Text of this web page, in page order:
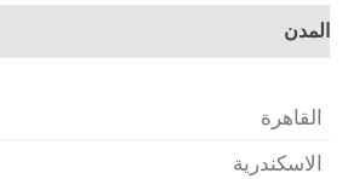
المدن
القاهرة
الاسكندرية